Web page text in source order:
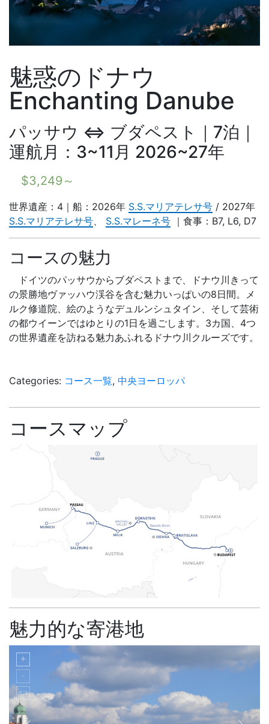
魅惑のドナウ
Enchanting Danube
パッサウ ⇔ ブダペスト｜7泊｜
運航月：3~11月 2026~27年
$3,249 ～
世界遺産：4｜船：2026年 S.S.マリアテレサ号 / 2027年
S.S.マリアテレサ号
S.S.マレーネ号 ｜食事：B7, L6, D7
コースの魅力
ドイツのパッサウからブダペストまで、ドナウ川きって
の景勝地ヴァッハウ渓谷を含む魅力いっぱいの8日間。メ
ルク修道院、絵のようなデュルンシュタイン、そして芸術
の都ウイーンではゆとりの1日を過ごします。3カ国、4つ
の世界遺産を訪ねる魅力あふれるドナウ川クルーズです。
Categories: コース一覧, 中央ヨーロッパ
コースマップ
魅力的な寄港地